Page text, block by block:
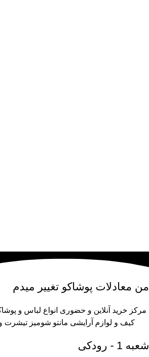
من معادلات پوشاکو تغییر میدم
مرکز خرید آنلاین و حضوری انواع لباس‌ و
کیف و لوازم آرایشی مانتو شومیز
شعبه 1 - رودکی